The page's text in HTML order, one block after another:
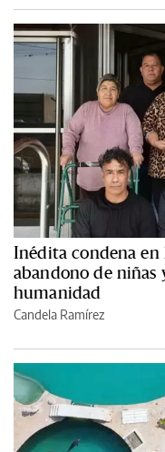
Inédita condena en
abandono de niñas
humanidad
Candela Ramírez